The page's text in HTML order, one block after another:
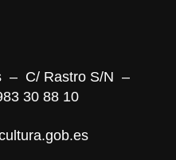
– C/ Rastro S/N –
30 88 10